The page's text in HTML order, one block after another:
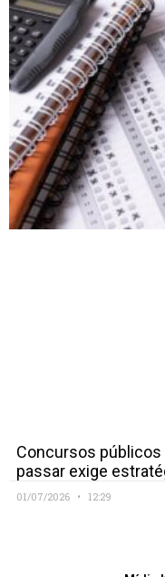
Concursos
passar exige
01/07/2026 12:29